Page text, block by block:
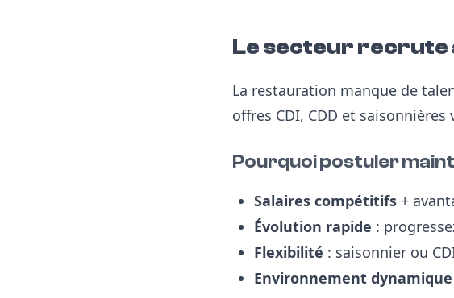
Le secteur
La restauration manque de
offres CDI, CDD et
Pourquoi postuler
Salaires compétitifs +
Évolution rapide :
Flexibilité : saisonnier ou
Environnement dynamique